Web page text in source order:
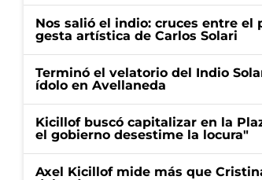
Nos salió el indio: cruces entre el
gesta artística de Carlos Solari
Terminó el velatorio del Indio
ídolo en Avellaneda
Kicillof buscó capitalizar en la
el gobierno desestime la locura"
Axel Kicillof mide más que